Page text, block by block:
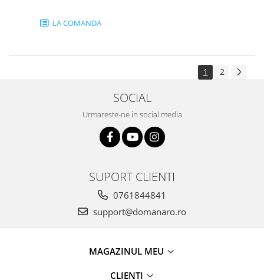
LA COMANDA
1 2
SOCIAL
Urmareste-ne in social media
SUPORT CLIENTI
0761844841
support@domanaro.ro
MAGAZINUL MEU
CLIENTI